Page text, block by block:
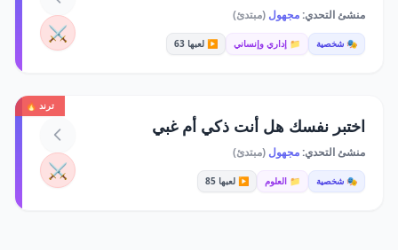
منشئ التحدي:مجهول (مبتدئ)
🎭 شخصية 📁 إداري وإنساني ▶️ لعبها 63 ⚔️
ترند 🔥
اختبر نفسك هل أنت ذكي أم غبي
منشئ التحدي:مجهول (مبتدئ)
🎭 شخصية 📁 العلوم ▶️ لعبها 85 ⚔️